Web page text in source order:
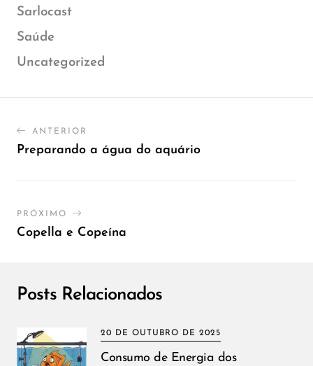
Sarlocast
Saúde
Uncategorized
ANTERIOR
Preparando a água do aquário
PRÓXIMO
Copella e Copeína
Posts Relacionados
20 DE OUTUBRO DE 2025
Consumo de Energia dos